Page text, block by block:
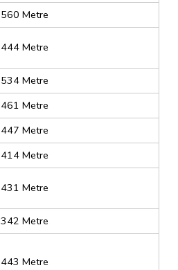
560 Metre
444 Metre
534 Metre
461 Metre
447 Metre
414 Metre
431 Metre
342 Metre
443 Metre